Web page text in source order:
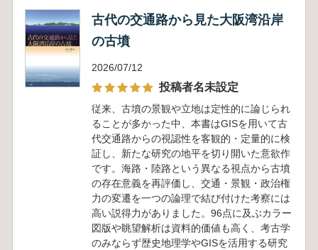
古代の交通路から見た大阪湾沿岸
の古墳
2026/07/12
投稿者名未設定
従来、古墳の景観や立地は定性的に論じられ
ることが多かった中、本書はGISを用いて古
代交通路からの視認性を客観的・定量的に検
証し、新たな研究の地平を切り開いた意欲作
です。海路・陸路という異なる視点から古墳
の存在意義を再評価し、交通・景観・政治権
力の変遷を一つの論理で結び付けた考察には
高い説得力がありました。96点に及ぶカラー
図版や眺望解析は資料的価値も高く、考古学
のみならず歴史地理学やGISを活用する研究